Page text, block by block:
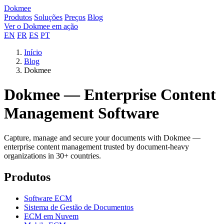
Dokmee
Produtos Soluções Preços Blog
Ver o Dokmee em ação
EN FR ES PT
Início
Blog
Dokmee
Dokmee — Enterprise Content
Management Software
Capture, manage and secure your documents with Dokmee —
enterprise content management trusted by document-heavy
organizations in 30+ countries.
Produtos
Software ECM
Sistema de Gestão de Documentos
ECM em Nuvem